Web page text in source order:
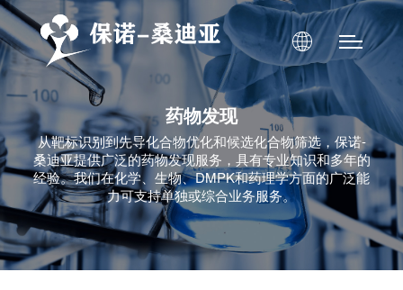
药物发现
从靶标识别到先导化合物优化和候选化合物筛选，保诺-
桑迪亚提供广泛的药物发现服务，具有专业知识和多年的
经验。我们在化学、生物、DMPK和药理学方面的广泛能
力可支持单独或综合业务服务。